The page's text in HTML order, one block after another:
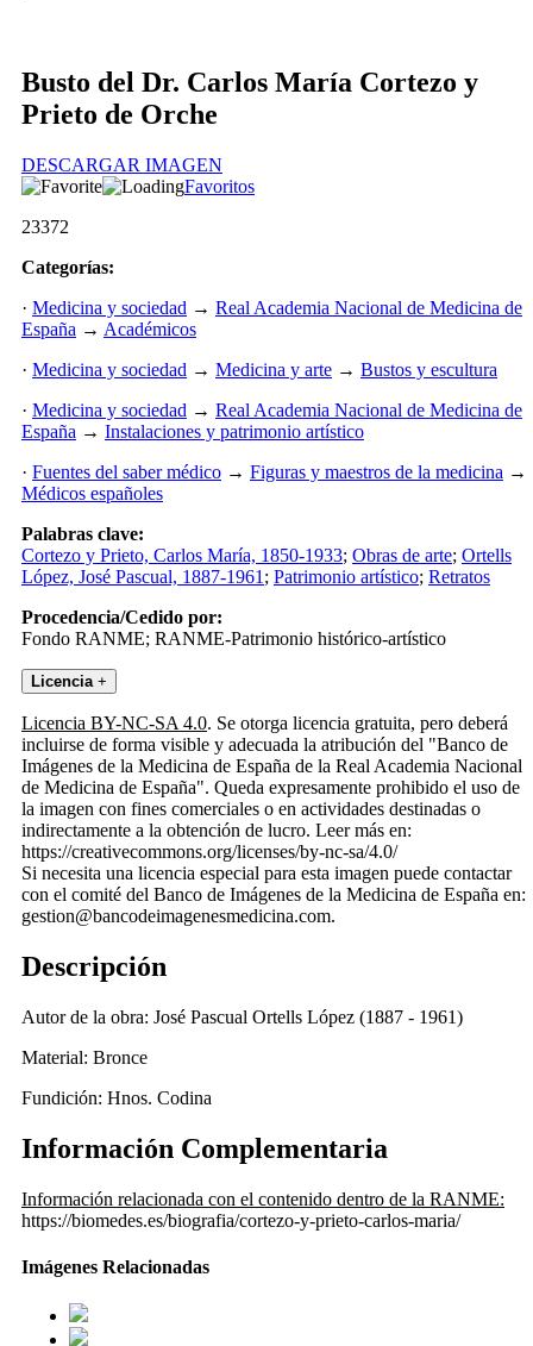
Busto del Dr. Carlos María Cortezo y
Prieto de Orche
DESCARGAR IMAGEN
Favoritos
23372
Categorías:
· Medicina y sociedad → Real Academia Nacional de Medicina de
España → Académicos
· Medicina y sociedad → Medicina y arte → Bustos y escultura
· Medicina y sociedad → Real Academia Nacional de Medicina de
España → Instalaciones y patrimonio artístico
· Fuentes del saber médico → Figuras y maestros de la medicina →
Médicos españoles
Palabras clave:
Cortezo y Prieto, Carlos María, 1850-1933; Obras de arte; Ortells
López, José Pascual, 1887-1961 ; Patrimonio artístico; Retratos
Procedencia/Cedido por:
Fondo RANME; RANME-Patrimonio histórico-artístico
Licencia +
Licencia BY-NC-SA 4.0. Se otorga licencia gratuita, pero deberá
incluirse de forma visible y adecuada la atribución del "Banco de
Imágenes de la Medicina de España de la Real Academia Nacional
de Medicina de España". Queda expresamente prohibido el uso de
la imagen con fines comerciales o en actividades destinadas o
indirectamente a la obtención de lucro. Leer más en:
https://creativecommons.org/licenses/by-nc-sa/4.0/
Si necesita una licencia especial para esta imagen puede contactar
con el comité del Banco de Imágenes de la Medicina de España en:
gestion@bancodeimagenesmedicina.com.
Descripción
Autor de la obra: José Pascual Ortells López (1887 - 1961)
Material: Bronce
Fundición: Hnos. Codina
Información Complementaria
Información relacionada con el contenido dentro de la RANME:
https://biomedes.es/biografia/cortezo-y-prieto-carlos-maria/
Imágenes Relacionadas